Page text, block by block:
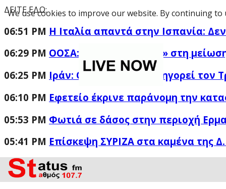
ΔΕΙΤΕ ΕΔΩ:
06:51 PM Η Ιταλία απαντά στην Ισπανία:
06:29 PM ΟΟΣΑ: «Πρωταθλήτρια» στη
06:25 PM Ιράν: Ο Γκαλιμπάφ κατηγορεί τον
06:10 PM Εφετείο έκρινε παράνομη την
05:53 PM Φωτιά σε δάσος στην περιοχή
05:41 PM Επίσκεψη ΣΥΡΙΖΑ στα καμένα της Δ.
We use cookies to improve our website. By continuing